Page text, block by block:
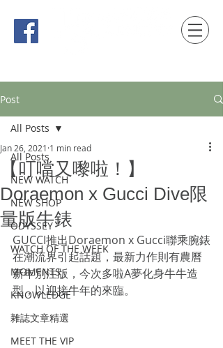
Post
All Posts
NEW WATCH
NEW SHOP
ODYSSEY
WATCH OF THE WEEK
MOMENTS
KNOWLEDGE
雜誌文章精選
MEET THE VIP
All Posts
【叮噹又嚟啦！】
Doraemon x Gucci Dive限
量版牛錶
Jan 26, 2021 1 min read
GUCCI推出Doraemon x Gucci聯乘腕錶
在潮流界引起話題，最新力作則有農曆
新年別注版，今次多啦A夢化身牛牛造
型，以迎接牛年的來臨。